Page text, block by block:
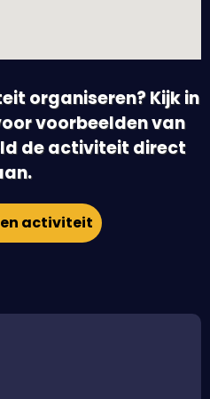
organiseren? Kijk in
voorbeelden van
de activiteit direct
activiteit